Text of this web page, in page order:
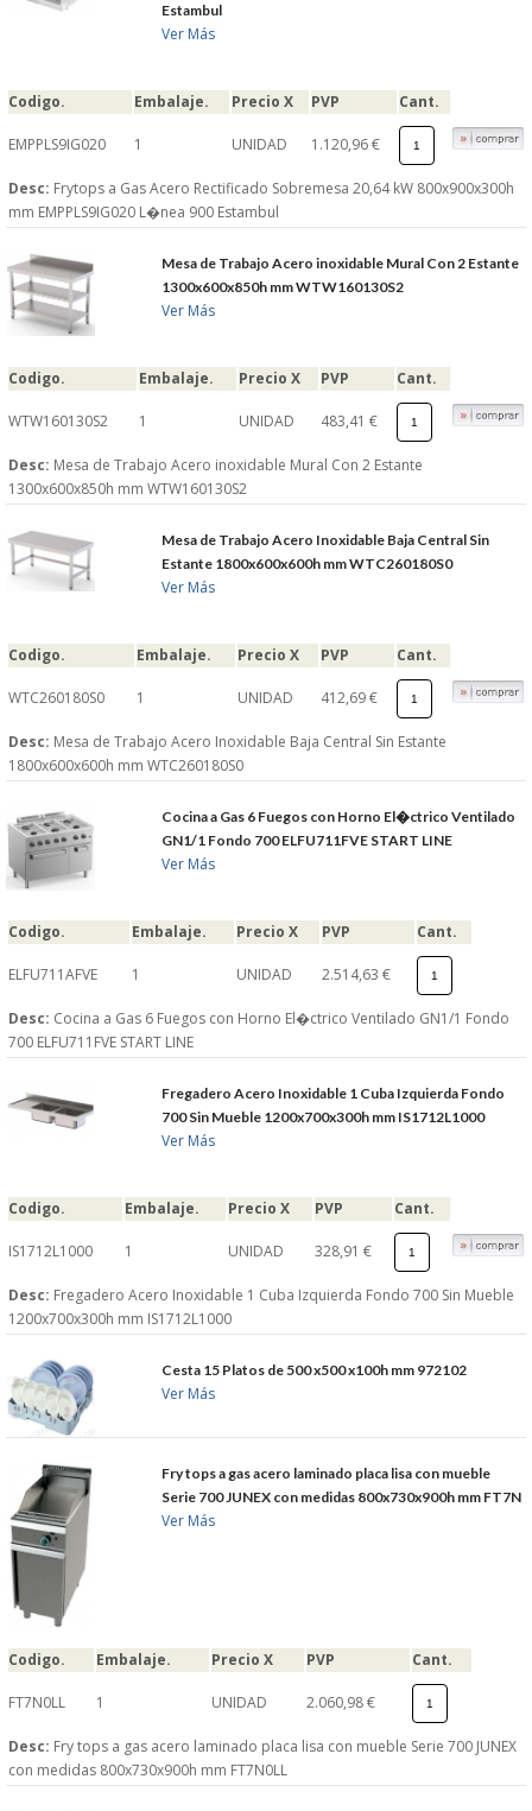
Estambul
Ver Más
Codigo. Embalaje. Precio X PVP Cant.
EMPPLS9IG020 1 UNIDAD 1.120,96 €
Desc: Frytops a Gas Acero Rectificado Sobremesa 20,64 kW 800x900x300h
mm EMPPLS9IG020 L�nea 900 Estambul
Mesa de Trabajo Acero inoxidable Mural Con 2 Estante
1300x600x850h mm WTW160130S2
Ver Más
Codigo. Embalaje. Precio X PVP Cant.
WTW160130S2 1 UNIDAD 483,41 €
Desc: Mesa de Trabajo Acero inoxidable Mural Con 2 Estante
1300x600x850h mm WTW160130S2
Mesa de Trabajo Acero Inoxidable Baja Central Sin
Estante 1800x600x600h mm WTC260180S0
Ver Más
Codigo. Embalaje. Precio X PVP Cant.
WTC260180S0 1 UNIDAD 412,69 €
Desc: Mesa de Trabajo Acero Inoxidable Baja Central Sin Estante
1800x600x600h mm WTC260180S0
Cocina a Gas 6 Fuegos con Horno El�ctrico Ventilado
GN1/1 Fondo 700 ELFU711FVE START LINE
Ver Más
Codigo. Embalaje. Precio X PVP Cant.
ELFU711AFVE 1 UNIDAD 2.514,63 €
Desc: Cocina a Gas 6 Fuegos con Horno El�ctrico Ventilado GN1/1 Fondo
700 ELFU711FVE START LINE
Fregadero Acero Inoxidable 1 Cuba Izquierda Fondo
700 Sin Mueble 1200x700x300h mm IS1712L1000
Ver Más
Codigo. Embalaje. Precio X PVP Cant.
IS1712L1000 1 UNIDAD 328,91 €
Desc: Fregadero Acero Inoxidable 1 Cuba Izquierda Fondo 700 Sin Mueble
1200x700x300h mm IS1712L1000
Cesta 15 Platos de 500 x500 x100h mm 972102
Ver Más
Fry tops a gas acero laminado placa lisa con mueble
Serie 700 JUNEX con medidas 800x730x900h mm FT7N
Ver Más
Codigo. Embalaje. Precio X PVP Cant.
FT7N0LL 1 UNIDAD 2.060,98 €
Desc: Fry tops a gas acero laminado placa lisa con mueble Serie 700 JUNEX
con medidas 800x730x900h mm FT7N0LL